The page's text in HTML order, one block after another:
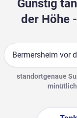
Günstig
der Höhe
Suche
standortgenaue